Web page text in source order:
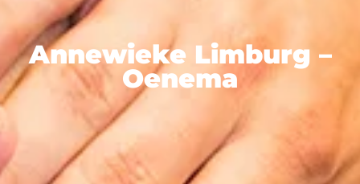
Annewieke Limburg –
Oenema